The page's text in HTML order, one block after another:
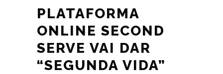
PLATAFORMA
ONLINE SECOND
SERVE VAI DAR
“SEGUNDA VIDA”